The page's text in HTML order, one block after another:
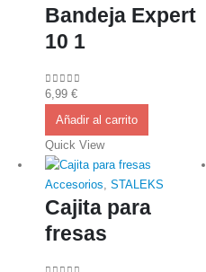
Bandeja Expert
10 1
0out of 5
6,99 €
Añadir al carrito
Quick View
Accesorios, STALEKS
Cajita para
fresas